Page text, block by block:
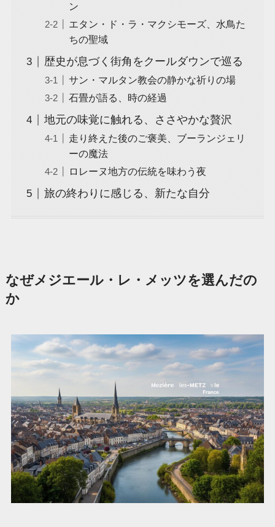
ン
エタン・ド・ラ・マクシモーズ、水鳥た
ちの聖域
歴史が息づく街角をクールダウンで巡る
サン・マルタン教会の静かな祈りの場
石畳が語る、時の経過
地元の味覚に触れる、ささやかな贅沢
走り終えた後のご褒美、ブーランジェリ
ーの魔法
ロレーヌ地方の伝統を味わう夜
旅の終わりに感じる、新たな自分
なぜメジエール・レ・メッツを選んだの
か